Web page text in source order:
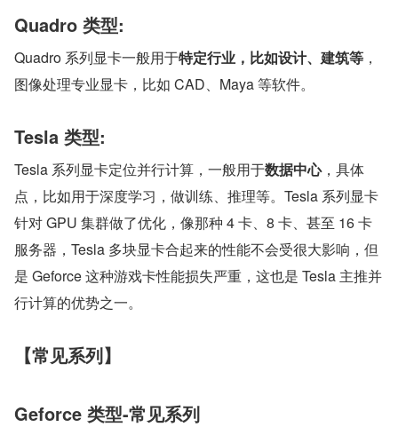
Quadro 类型:
Quadro 系列显卡一般用于特定行业，比如设计、建筑等 ，
图像处理专业显卡，比如 CAD、Maya 等软件。
Tesla 类型:
Tesla 系列显卡定位并行计算，一般用于数据中心，具体
点，比如用于深度学习，做训练、推理等。Tesla 系列显卡
针对 GPU 集群做了优化，像那种 4 卡、8 卡、甚至 16 卡
服务器，Tesla 多块显卡合起来的性能不会受很大影响，但
是 Geforce 这种游戏卡性能损失严重，这也是 Tesla 主推并
行计算的优势之一。
【常见系列】
Geforce 类型-常见系列